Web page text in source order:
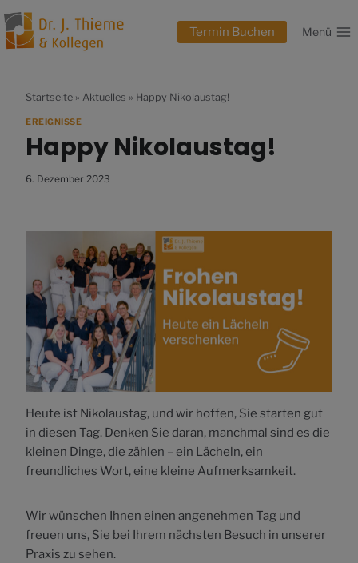
Zum
Inhalt
springen
Termin Buchen Menü
Startseite » Aktuelles » Happy Nikolaustag!
EREIGNISSE
Happy Nikolaustag!
6. Dezember 2023
Heute ist Nikolaustag, und wir hoffen, Sie starten gut
in diesen Tag. Denken Sie daran, manchmal sind es die
kleinen Dinge, die zählen – ein Lächeln, ein
freundliches Wort, eine kleine Aufmerksamkeit.
Wir wünschen Ihnen einen angenehmen Tag und
freuen uns, Sie bei Ihrem nächsten Besuch in unserer
Praxis zu sehen.